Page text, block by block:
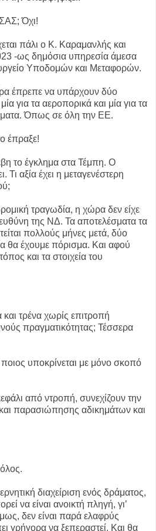
Όχι!
πάλι ο Κ. Καραμανλής και
-ως δημόσια υπηρεσία άμεσα
Υποδομών και Μεταφορών.
έπρεπε να υπάρχουν δύο
για τα αεροπορικά και μία για τα
Όπως σε όλη την ΕΕ.
έπραξε!
το έγκλημα στα Τέμπη. Ο
αξία έχει η μεταγενέστερη
τραγωδία, η χώρα δεν είχε
της ΝΔ. Τα αποτελέσματα τα
πολλούς μήνες μετά, δύο
θα έχουμε πόρισμα. Και αφού
και τα στοιχεία του
τρένα χωρίς επιτροπή
πραγματικότητας; Τέσσερα
ποιος υποκρίνεται με μόνο σκοπό
από ντροπή, συνεχίζουν την
παρασιώπησης αδικημάτων και
διαχείριση ενός δράματος,
να είναι ανοικτή πληγή, γι’
δεν είναι παρά ελαφρύς
γρήγορα να ξεπεραστεί. Και θα